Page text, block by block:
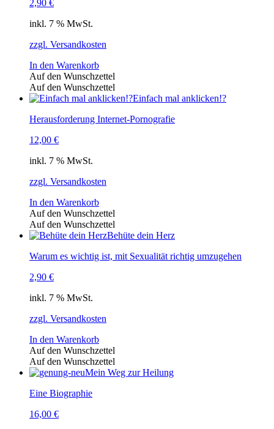
2,90 €
inkl. 7 % MwSt.
zzgl. Versandkosten
In den Warenkorb
Auf den Wunschzettel
Auf den Wunschzettel
Einfach mal anklicken!?
Herausforderung Internet-Pornografie
12,00 €
inkl. 7 % MwSt.
zzgl. Versandkosten
In den Warenkorb
Auf den Wunschzettel
Auf den Wunschzettel
Behüte dein Herz
Warum es wichtig ist, mit Sexualität richtig umzugehen
2,90 €
inkl. 7 % MwSt.
zzgl. Versandkosten
In den Warenkorb
Auf den Wunschzettel
Auf den Wunschzettel
Mein Weg zur Heilung
Eine Biographie
16,00 €